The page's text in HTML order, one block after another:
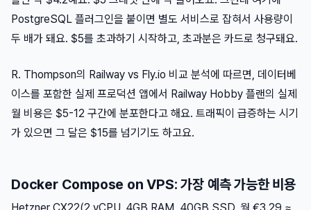
PostgreSQL 플러그인을 붙이면 별도 서비스로 잡혀서 사용량이
두 배가 돼요. $5를 초과하기 시작하고, 초과분은 카드로 청구돼요.
R. Thompson의 Railway vs Fly.io 비교 분석에 따르면, 데이터베
이스를 포함한 실제 프로덕션 앱에서 Railway Hobby 플랜의 실제
월 비용은 $5-12 구간에 분포한다고 해요. 트래픽이 급증하는 시기
가 있으면 그 달은 $15를 넘기기도 하고요.
Docker Compose on VPS: 가장 예측 가능한 비용